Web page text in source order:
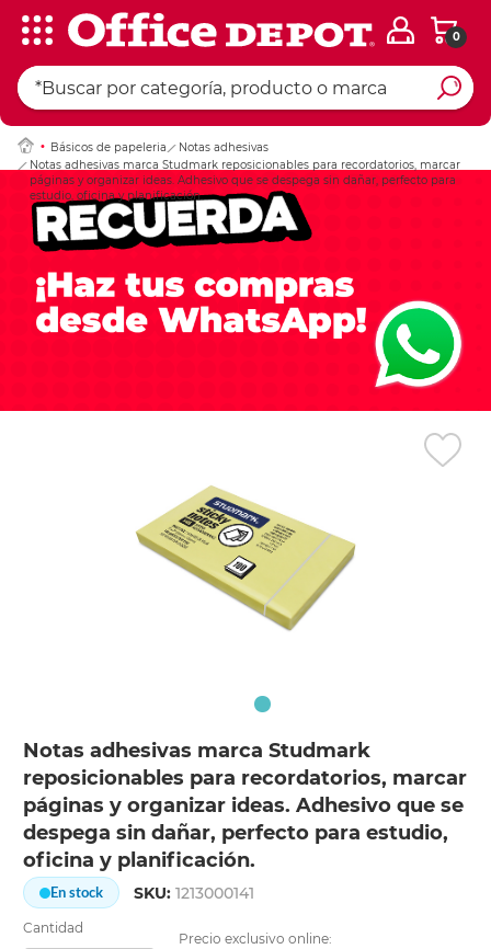
0
Básicos de papeleria
Notas adhesivas
Notas adhesivas marca Studmark reposicionables para recordatorios, marcar
páginas y organizar ideas. Adhesivo que se despega sin dañar, perfecto para
estudio, oficina y planificación.
Notas adhesivas marca Studmark
reposicionables para recordatorios, marcar
páginas y organizar ideas. Adhesivo que se
despega sin dañar, perfecto para estudio,
oficina y planificación.
En stock SKU:1213000141
Cantidad
Precio exclusivo online:
Ingresar Codigo